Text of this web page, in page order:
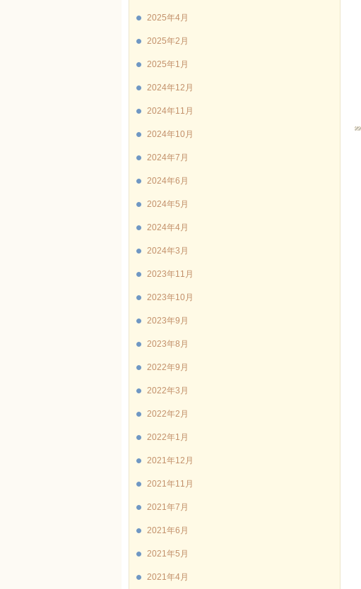
2025年4月
2025年2月
2025年1月
2024年12月
2024年11月
2024年10月
2024年7月
2024年6月
2024年5月
2024年4月
2024年3月
2023年11月
2023年10月
2023年9月
2023年8月
2022年9月
2022年3月
2022年2月
2022年1月
2021年12月
2021年11月
2021年7月
2021年6月
2021年5月
2021年4月